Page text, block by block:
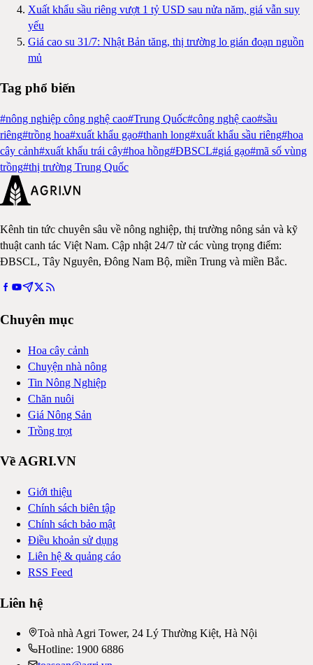
Xuất khẩu sầu riêng vượt 1 tỷ USD sau nửa năm, giá vẫn suy
yếu
Giá cao su 31/7: Nhật Bản tăng, thị trường lo gián đoạn nguồn
mủ
Tag phổ biến
#nông nghiệp công nghệ cao#Trung Quốc#công nghệ cao#sầu
riêng#trồng hoa#xuất khẩu gạo#thanh long#xuất khẩu sầu riêng#hoa
cây cảnh#xuất khẩu trái cây#hoa hồng#ĐBSCL#giá gạo#mã số vùng
trồng#thị trường Trung Quốc
Kênh tin tức chuyên sâu về nông nghiệp, thị trường nông sản và kỹ
thuật canh tác Việt Nam. Cập nhật 24/7 từ các vùng trọng điểm:
ĐBSCL, Tây Nguyên, Đông Nam Bộ, miền Trung và miền Bắc.
Chuyên mục
Hoa cây cảnh
Chuyện nhà nông
Tin Nông Nghiệp
Chăn nuôi
Giá Nông Sản
Trồng trọt
Về AGRI.VN
Giới thiệu
Chính sách biên tập
Chính sách bảo mật
Điều khoản sử dụng
Liên hệ & quảng cáo
RSS Feed
Liên hệ
Toà nhà Agri Tower, 24 Lý Thường Kiệt, Hà Nội
Hotline: 1900 6886